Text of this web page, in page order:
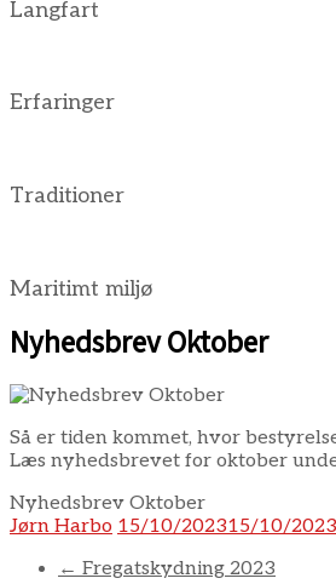
Langfart
Erfaringer
Traditioner
Maritimt miljø
Nyhedsbrev Oktober
Så er tiden kommet, hvor
Læs nyhedsbrevet for oktober
Nyhedsbrev Oktober
Jørn Harbo 15/10/202315/10/2023
← Fregatskydning 2023